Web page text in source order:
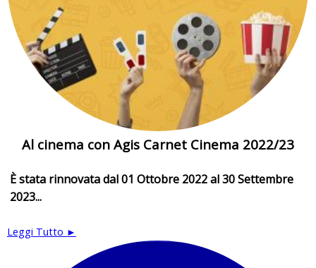
Al cinema con Agis Carnet Cinema 2022/23
È stata rinnovata dal 01 Ottobre 2022 al 30 Settembre
2023...
Leggi Tutto ►